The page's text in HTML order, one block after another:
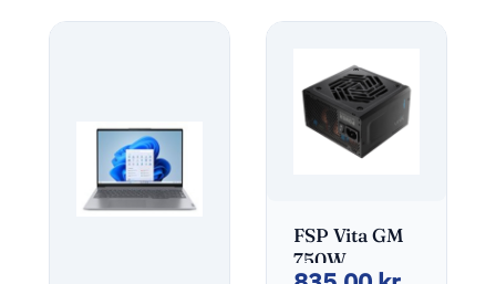
FSP Vita GM
750W